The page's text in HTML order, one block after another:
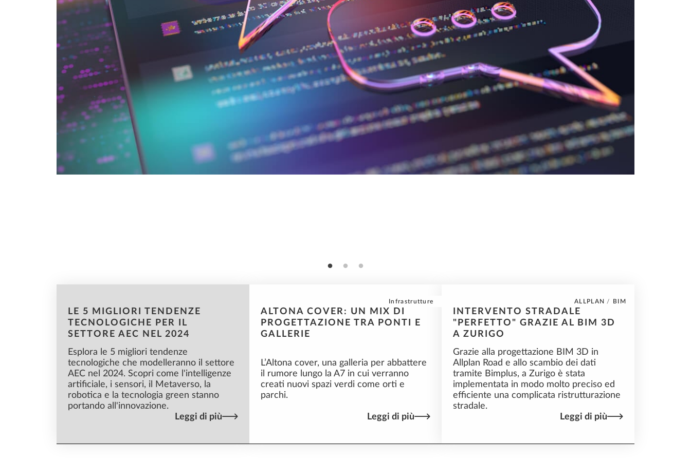
LE 5 MIGLIORI TENDENZE
TECNOLOGICHE PER IL
SETTORE AEC NEL 2024
Esplora le 5 migliori tendenze
tecnologiche che modelleranno il settore
AEC nel 2024. Scopri come l'intelligenze
artificiale, i sensori, il Metaverso, la
robotica e la tecnologia green stanno
portando all'innovazione.
Leggi di più
Infrastrutture
ALTONA COVER: UN MIX DI
PROGETTAZIONE TRA PONTI E
GALLERIE
L’Altona cover, una galleria per abbattere
il rumore lungo la A7 in cui verranno
creati nuovi spazi verdi come orti e
parchi.
Leggi di più
ALLPLAN / BIM
INTERVENTO STRADALE
"PERFETTO" GRAZIE AL BIM 3D
A ZURIGO
Grazie alla progettazione BIM 3D in
Allplan Road e allo scambio dei dati
tramite Bimplus, a Zurigo è stata
implementata in modo molto preciso ed
efficiente una complicata ristrutturazione
stradale.
Leggi di più